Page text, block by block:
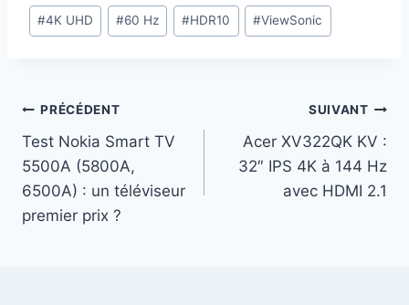
Étiquettes
de
#4K UHD #60 Hz #HDR10 #ViewSonic
Navigation
de
l’article
PRÉCÉDENT
Test Nokia Smart TV
5500A (5800A,
6500A) : un téléviseur
premier prix ?
SUIVANT
Acer XV322QK KV :
32″ IPS 4K à 144 Hz
avec HDMI 2.1